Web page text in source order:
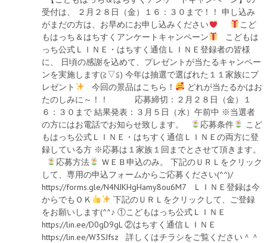
受付は、 ２月２８日（金）１６：３０まで！！ 申し込み
がまだの方は、お早めにお申し込みください
こど
もはっち＆はちすくアンケートキャンペーン
こどもは
っち公式ＬＩＮＥ・はちすく通信ＬＩＮＥ登録者の皆様
に、 日頃の感謝を込めて、プレゼントが当たるキャンペー
ンを実施します(≧▽≦) 今年は抽選で選ばれた１１家族にプ
レゼント
今回の景品はこちら！
どれが当たるかはお
たのしみに～！！ 応募締切：２月２８日（金）１
６：３０まで 結果発表：３月５日（水）午前中 ※当選者
の方にはお電話でお知らせ致します。
応募条件
こど
もはっち公式ＬＩＮＥ・はちすく通信ＬＩＮＥの両方に登
録している方 ※応募は１家族１回までとさせて頂きます。
応募方法
ＷＥＢ申込のみ。 下記のＵＲＬをクリック
して、専用の申込フォームからご応募ください(^^)/
https://forms.gle/N4NJKHgHamy8ou6M7 ＬＩＮＥ登録は今
からでもＯＫ
下記のＵＲＬをクリックして、ご登録
をお願いします(^^♪ ①こどもはっち公式ＬＩＮＥ
https://lin.ee/D0gD9gL ②はちすく通信ＬＩＮＥ
https://lin.ee/W3SJfsz 詳しくはチラシをご覧ください＾＾